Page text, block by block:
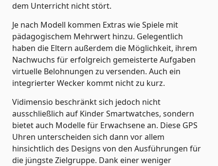
dem Unterricht nicht stört.
Je nach Modell kommen Extras wie Spiele mit
pädagogischem Mehrwert hinzu. Gelegentlich
haben die Eltern außerdem die Möglichkeit, ihrem
Nachwuchs für erfolgreich gemeisterte Aufgaben
virtuelle Belohnungen zu versenden. Auch ein
integrierter Wecker kommt nicht zu kurz.
Vidimensio beschränkt sich jedoch nicht
ausschließlich auf Kinder Smartwatches, sondern
bietet auch Modelle für Erwachsene an. Diese GPS
Uhren unterscheiden sich dann vor allem
hinsichtlich des Designs von den Ausführungen für
die jüngste Zielgruppe. Dank einer weniger